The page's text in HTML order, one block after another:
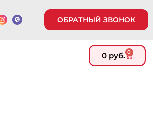
ОБРАТНЫЙ ЗВОНОК
0 руб. 0